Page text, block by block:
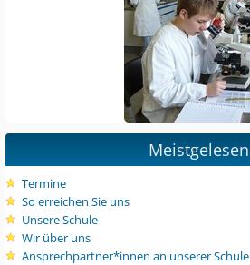
Meistgelesen
Termine
So erreichen Sie uns
Unsere Schule
Wir über uns
Ansprechpartner*innen an unserer Schule